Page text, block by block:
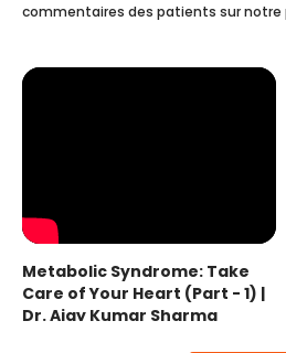
commentaires des patients sur notre
Metabolic Syndrome: Take
Care of Your Heart (Part - 1) |
Dr. Ajay Kumar Sharma